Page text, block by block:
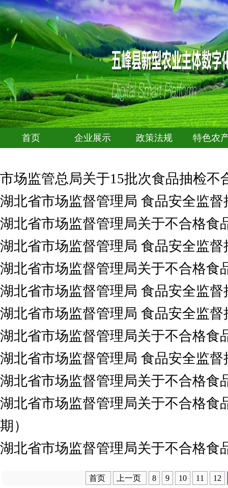
首页 企业展示 政策法规 特色农
市场监管总局关于15批次食品抽检不
湖北省市场监督管理局 食品安全监
湖北省市场监督管理局关于不合格食
湖北省市场监督管理局 食品安全监
湖北省市场监督管理局关于不合格食
湖北省市场监督管理局 食品安全监
湖北省市场监督管理局 食品安全监
湖北省市场监督管理局关于不合格食
湖北省市场监督管理局 食品安全监
湖北省市场监督管理局关于不合格食
湖北省市场监督管理局关于不合格食
期）
湖北省市场监督管理局关于不合格食
首页 上一页 8 9 10 11 12